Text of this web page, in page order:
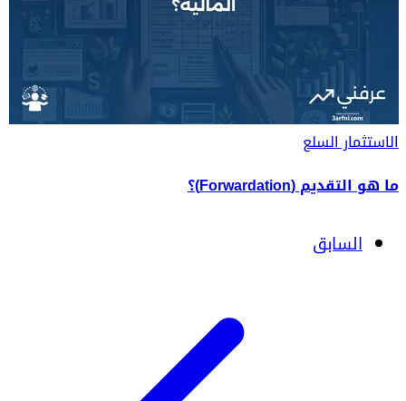
الاستثمارالسلع
ما هو التقديم (Forwardation)؟
السابق